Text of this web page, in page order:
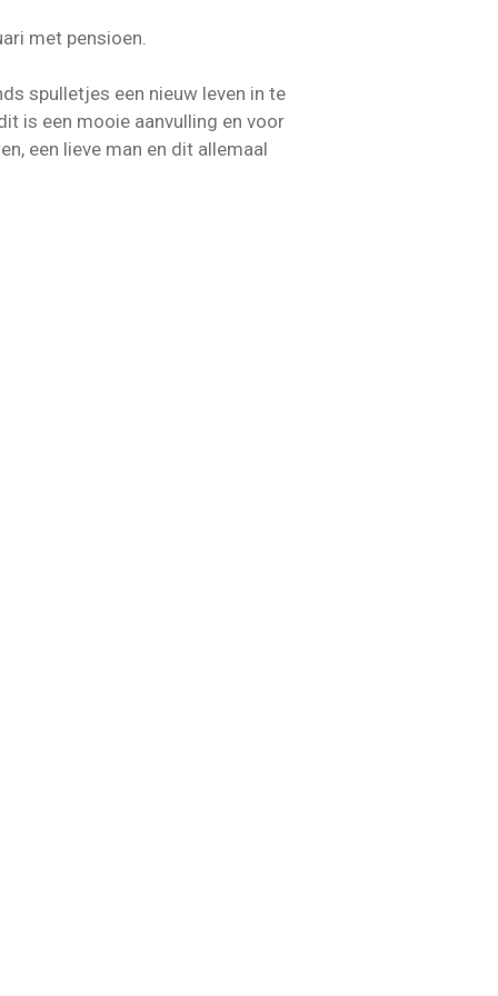
met pensioen.
spulletjes een nieuw leven in te
is een mooie aanvulling en voor
een lieve man en dit allemaal